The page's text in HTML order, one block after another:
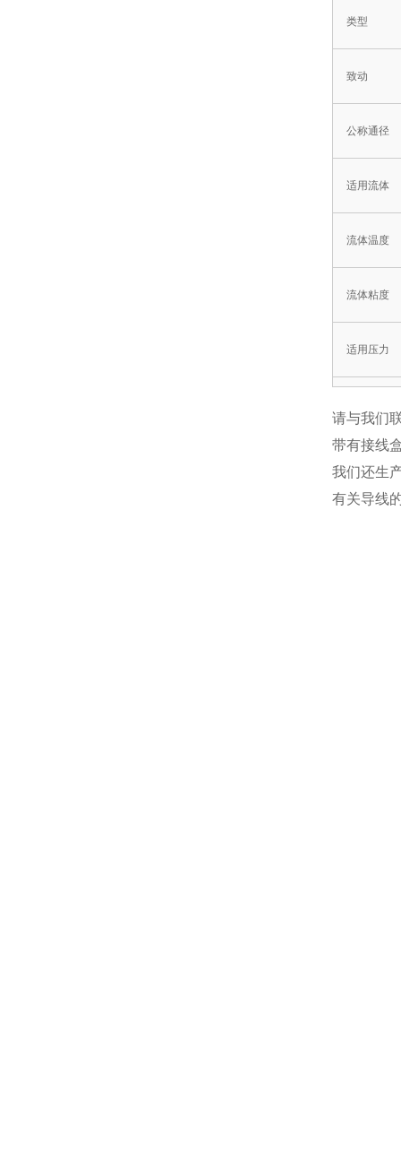
类型
致动
公称通径
适用流体
流体温度
流体粘度
适用压力
请与我们
带有接线
我们还生
有关导线